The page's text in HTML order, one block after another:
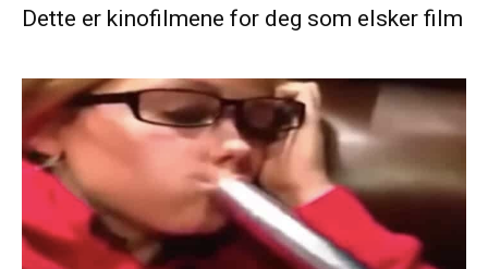
Dette er kinofilmene for deg som elsker film